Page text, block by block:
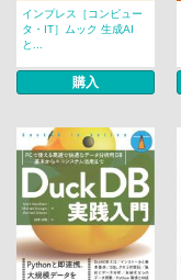
インプレス［コンピュー
タ・IT］ムック 生成AI
と...
購入